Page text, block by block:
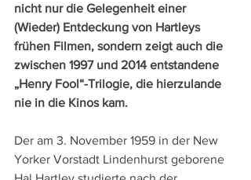
nicht nur die Gelegenheit einer
(Wieder) Entdeckung von Hartleys
frühen Filmen, sondern zeigt auch die
zwischen 1997 und 2014 entstandene
„Henry Fool“-Trilogie, die hierzulande
nie in die Kinos kam.
Der am 3. November 1959 in der New
Yorker Vorstadt Lindenhurst geborene